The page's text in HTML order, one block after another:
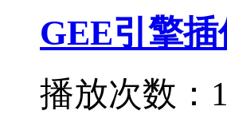
GEE引擎
播放次数：